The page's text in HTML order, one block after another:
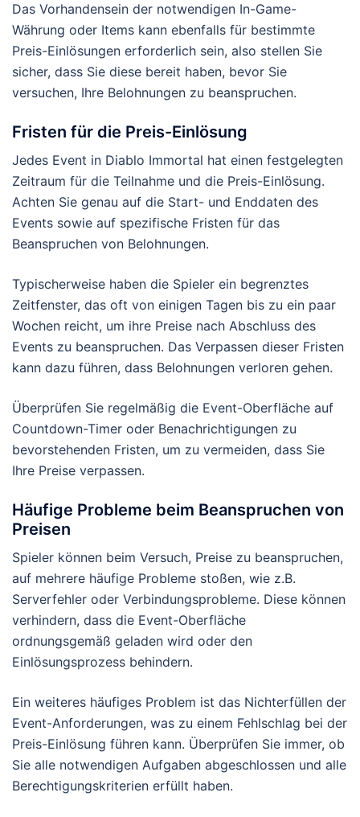
Das Vorhandensein der notwendigen In-Game-
Währung oder Items kann ebenfalls für bestimmte
Preis-Einlösungen erforderlich sein, also stellen Sie
sicher, dass Sie diese bereit haben, bevor Sie
versuchen, Ihre Belohnungen zu beanspruchen.
Fristen für die Preis-Einlösung
Jedes Event in Diablo Immortal hat einen festgelegten
Zeitraum für die Teilnahme und die Preis-Einlösung.
Achten Sie genau auf die Start- und Enddaten des
Events sowie auf spezifische Fristen für das
Beanspruchen von Belohnungen.
Typischerweise haben die Spieler ein begrenztes
Zeitfenster, das oft von einigen Tagen bis zu ein paar
Wochen reicht, um ihre Preise nach Abschluss des
Events zu beanspruchen. Das Verpassen dieser Fristen
kann dazu führen, dass Belohnungen verloren gehen.
Überprüfen Sie regelmäßig die Event-Oberfläche auf
Countdown-Timer oder Benachrichtigungen zu
bevorstehenden Fristen, um zu vermeiden, dass Sie
Ihre Preise verpassen.
Häufige Probleme beim Beanspruchen von
Preisen
Spieler können beim Versuch, Preise zu beanspruchen,
auf mehrere häufige Probleme stoßen, wie z.B.
Serverfehler oder Verbindungsprobleme. Diese können
verhindern, dass die Event-Oberfläche
ordnungsgemäß geladen wird oder den
Einlösungsprozess behindern.
Ein weiteres häufiges Problem ist das Nichterfüllen der
Event-Anforderungen, was zu einem Fehlschlag bei der
Preis-Einlösung führen kann. Überprüfen Sie immer, ob
Sie alle notwendigen Aufgaben abgeschlossen und alle
Berechtigungskriterien erfüllt haben.